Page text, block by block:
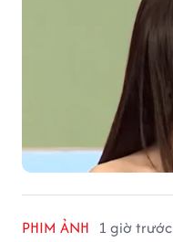
PHIM ẢNH 1 giờ trước